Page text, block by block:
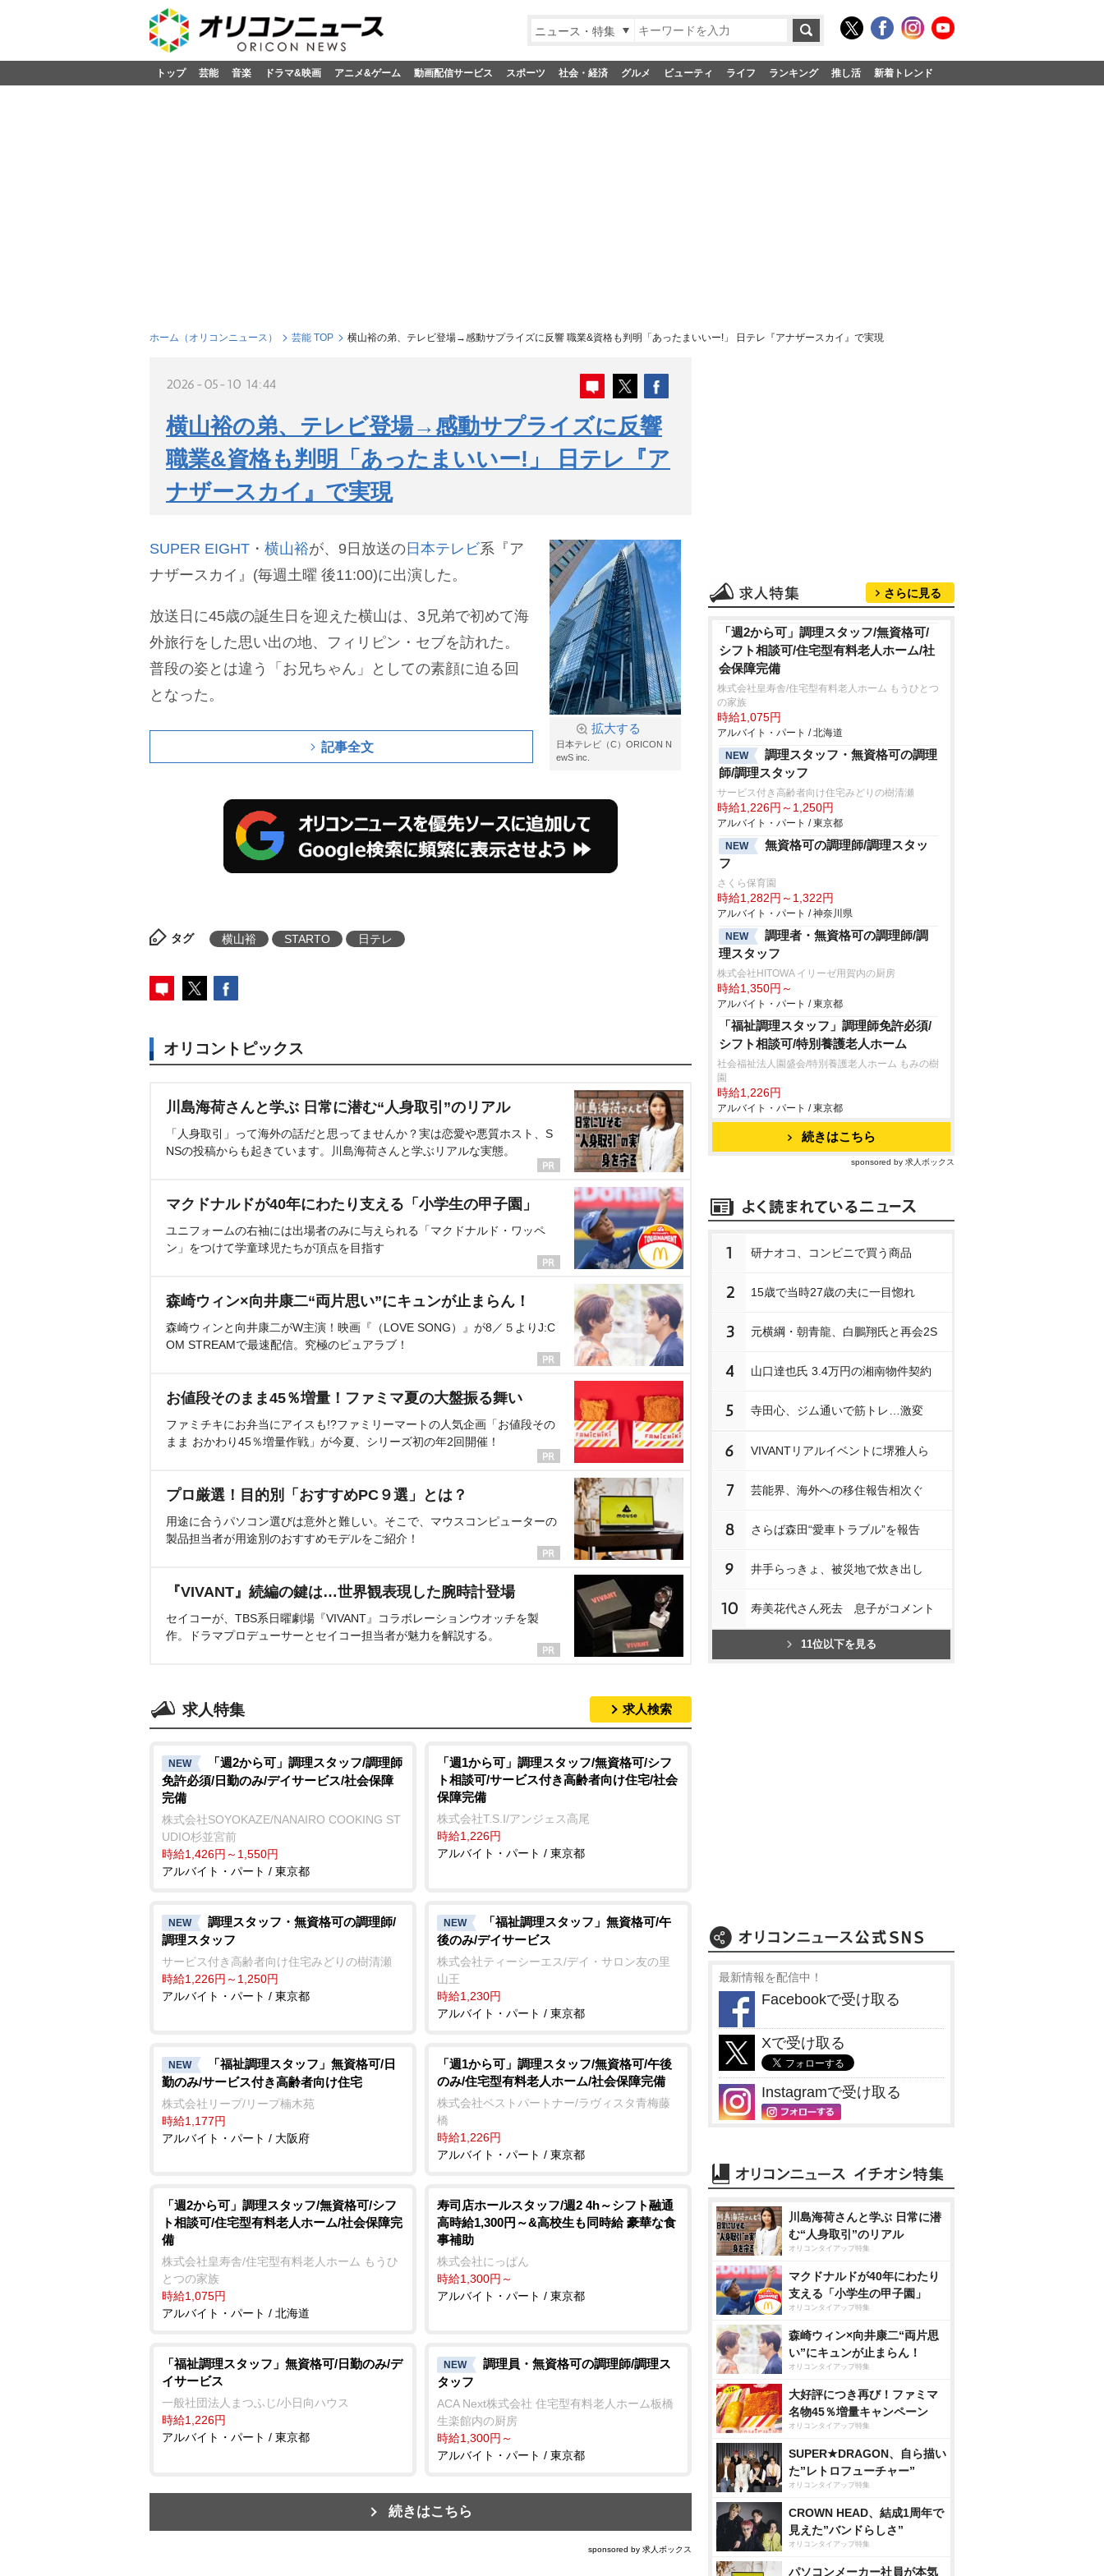
ニュース・特集
トップ 芸能 音楽 ドラマ&映画 アニメ&ゲーム 動画配信サービス スポーツ 社会・経済 グルメ ビューティ ライフ ランキング 推し活 新着トレンド
ホーム（オリコンニュース） 芸能 TOP 横山裕の弟、テレビ登場→感動サプライズに反響 職業&資格も判明「あったまいいー!」 日テレ『アナザースカイ』で実現
2026-05-10 14:44
横山裕の弟、テレビ登場→感動サプライズに反響
職業&資格も判明「あったまいいー!」 日テレ『ア
ナザースカイ』で実現
拡大する
日本テレビ（C）ORICON N
ewS inc.
SUPER EIGHT ・ 横山裕が、9日放送の 日本テレビ系『ア
ナザースカイ』(毎週土曜 後11:00)に出演した。
放送日に45歳の誕生日を迎えた横山は、3兄弟で初めて海
外旅行をした思い出の地、フィリピン・セブを訪れた。
普段の姿とは違う「お兄ちゃん」としての素顔に迫る回
となった。
記事全文
タグ 横山裕 STARTO 日テレ
オリコントピックス
川島海荷さんと学ぶ 日常に潜む“人身取引”のリアル
「人身取引」って海外の話だと思ってませんか？実は恋愛や悪質ホスト、S
NSの投稿からも起きています。川島海荷さんと学ぶリアルな実態。
マクドナルドが40年にわたり支える「小学生の甲子園」
ユニフォームの右袖には出場者のみに与えられる「マクドナルド・ワッペ
ン」をつけて学童球児たちが頂点を目指す
森崎ウィン×向井康二“両片思い”にキュンが止まらん！
森崎ウィンと向井康二がW主演！映画『（LOVE SONG）』が8／５よりJ:C
OM STREAMで最速配信。究極のピュアラブ！
お値段そのまま45％増量！ファミマ夏の大盤振る舞い
ファミチキにお弁当にアイスも!?ファミリーマートの人気企画「お値段その
まま おかわり45％増量作戦」が今夏、シリーズ初の年2回開催！
プロ厳選！目的別「おすすめPC９選」とは？
用途に合うパソコン選びは意外と難しい。そこで、マウスコンピューターの
製品担当者が用途別のおすすめモデルをご紹介！
『VIVANT』続編の鍵は…世界観表現した腕時計登場
セイコーが、TBS系日曜劇場『VIVANT』コラボレーションウオッチを製
作。ドラマプロデューサーとセイコー担当者が魅力を解説する。
求人特集 求人検索
NEW
「週2から可」調理スタッフ/調理師
免許必須/日勤のみ/デイサービス/社会保障
完備
株式会社SOYOKAZE/NANAIRO COOKING ST
UDIO杉並宮前
時給1,426円～1,550円
アルバイト・パート / 東京都
「週1から可」調理スタッフ/無資格可/シフ
ト相談可/サービス付き高齢者向け住宅/社会
保障完備
株式会社T.S.I/アンジェス高尾
時給1,226円
アルバイト・パート / 東京都
NEW
調理スタッフ・無資格可の調理師/
調理スタッフ
サービス付き高齢者向け住宅みどりの樹清瀬
時給1,226円～1,250円
アルバイト・パート / 東京都
NEW
「福祉調理スタッフ」無資格可/午
後のみ/デイサービス
株式会社ティーシーエス/デイ・サロン友の里
山王
時給1,230円
アルバイト・パート / 東京都
NEW
「福祉調理スタッフ」無資格可/日
勤のみ/サービス付き高齢者向け住宅
株式会社リープ/リープ楠木苑
時給1,177円
アルバイト・パート / 大阪府
「週1から可」調理スタッフ/無資格可/午後
のみ/住宅型有料老人ホーム/社会保障完備
株式会社ベストパートナー/ラヴィスタ青梅藤
橋
時給1,226円
アルバイト・パート / 東京都
「週2から可」調理スタッフ/無資格可/シフ
ト相談可/住宅型有料老人ホーム/社会保障完
備
株式会社皇寿舎/住宅型有料老人ホーム もうひ
とつの家族
時給1,075円
アルバイト・パート / 北海道
寿司店ホールスタッフ/週2 4h～シフト融通
高時給1,300円～&高校生も同時給 豪華な食
事補助
株式会社にっぱん
時給1,300円～
アルバイト・パート / 東京都
「福祉調理スタッフ」無資格可/日勤のみ/デ
イサービス
一般社団法人まつふじ/小日向ハウス
時給1,226円
アルバイト・パート / 東京都
NEW
調理員・無資格可の調理師/調理ス
タッフ
ACA Next株式会社 住宅型有料老人ホーム板橋
生楽館内の厨房
時給1,300円～
アルバイト・パート / 東京都
続きはこちら
sponsored by 求人ボックス
さらに見る
「週2から可」調理スタッフ/無資格可/
シフト相談可/住宅型有料老人ホーム/社
会保障完備
株式会社皇寿舎/住宅型有料老人ホーム もうひとつ
の家族
時給1,075円
アルバイト・パート / 北海道
NEW
調理スタッフ・無資格可の調理
師/調理スタッフ
サービス付き高齢者向け住宅みどりの樹清瀬
時給1,226円～1,250円
アルバイト・パート / 東京都
NEW
無資格可の調理師/調理スタッ
フ
さくら保育園
時給1,282円～1,322円
アルバイト・パート / 神奈川県
NEW
調理者・無資格可の調理師/調
理スタッフ
株式会社HITOWA イリーゼ用賀内の厨房
時給1,350円～
アルバイト・パート / 東京都
「福祉調理スタッフ」調理師免許必須/
シフト相談可/特別養護老人ホーム
社会福祉法人園盛会/特別養護老人ホーム もみの樹
園
時給1,226円
アルバイト・パート / 東京都
続きはこちら
sponsored by 求人ボックス
1 研ナオコ、コンビニで買う商品
2 15歳で当時27歳の夫に一目惚れ
3 元横綱・朝青龍、白鵬翔氏と再会2S
4 山口達也氏 3.4万円の湘南物件契約
5 寺田心、ジム通いで筋トレ…激変
6 VIVANTリアルイベントに堺雅人ら
7 芸能界、海外への移住報告相次ぐ
8 さらば森田“愛車トラブル”を報告
9 井手らっきょ、被災地で炊き出し
10 寿美花代さん死去 息子がコメント
11位以下を見る
最新情報を配信中！
Facebookで受け取る
Xで受け取る
Instagramで受け取る
川島海荷さんと学ぶ 日常に潜
む“人身取引”のリアル
オリコンタイアップ特集
マクドナルドが40年にわたり
支える「小学生の甲子園」
オリコンタイアップ特集
森崎ウィン×向井康二“両片思
い”にキュンが止まらん！
オリコンタイアップ特集
大好評につき再び！ファミマ
名物45％増量キャンペーン
オリコンタイアップ特集
SUPER★DRAGON、自ら描い
た”レトロフューチャー”
オリコンタイアップ特集
CROWN HEAD、結成1周年で
見えた”バンドらしさ”
オリコンタイアップ特集
パソコンメーカー社員が本気